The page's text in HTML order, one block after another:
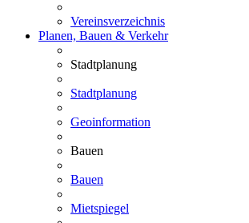
Vereinsverzeichnis
Planen, Bauen & Verkehr
Stadtplanung
Stadtplanung
Geoinformation
Bauen
Bauen
Mietspiegel